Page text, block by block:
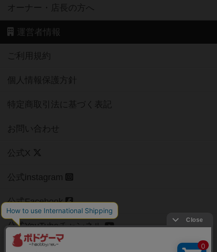
オーナー・店長の方へ
運営者情報
ご利用規約
個人情報保護方針
特定商取引法に基づく表記
お問い合わせ
公式X
公式instagram
公式Facebook
公式YouTubeチャンネル